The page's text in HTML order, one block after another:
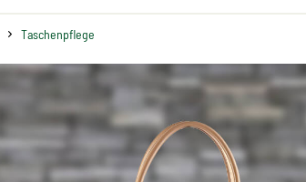
Taschenpflege